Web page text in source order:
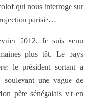
qui nous interroge sur
parisie…
2012. Je suis venu
plus tôt. Le pays
le président sortant a
soulevant une vague de
père sénégalais vit en